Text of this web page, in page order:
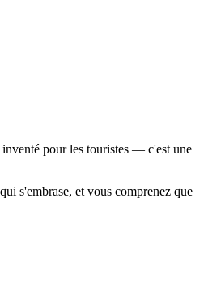
inventé pour les touristes — c'est une
s'embrase, et vous comprenez que